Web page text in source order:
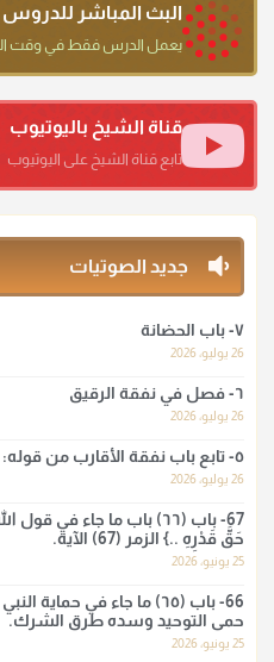
أ.د. صالح الشمراني
أ.د. صالح الشمراني
ومن المعاصرين أنكره الشيخ بكر
بقول الإمام مالك رحمه الله
منذ 3 شهر
لا أعلم لدعاء ختم القرآن في
سنة الرسول صلى الله عليه
الله عنهم. ابن عثيمين.
منذ 3 شهر
أ.د. صالح الشمراني
البث المباشر للدروس
يعمل الدرس فقط في وقت
قناة الشيخ باليوتيوب
تابع قناة الشيخ على اليوتيوب
جديد الصوتيات
٧- باب الحضانة
26 يوليو، 2026
٦- فصل في نفقة الرقيق
26 يوليو، 2026
٥- تابع باب نفقة الأقارب من قوله: (ومن له وارث غير أب).
26 يوليو، 2026
67- باب (٦٦) باب ما جاء في
حَقَّ قَدْرِهِ ..} الزمر (67) الآية.
25 يونيو، 2026
66- باب (٦٥) ما جاء في
حمى التوحيد وسده طرق الشرك.
25 يونيو، 2026